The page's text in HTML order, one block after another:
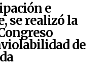
e
se realizó la
de